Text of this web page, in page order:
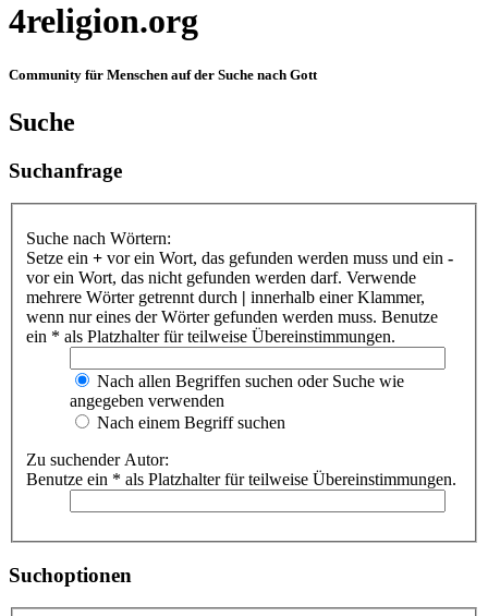
4religion.org
Community für Menschen auf der Suche nach Gott
Suche
Suchanfrage
Suche nach Wörtern:
Setze ein + vor ein Wort, das gefunden werden muss und ein -
vor ein Wort, das nicht gefunden werden darf. Verwende
mehrere Wörter getrennt durch | innerhalb einer Klammer,
wenn nur eines der Wörter gefunden werden muss. Benutze
ein * als Platzhalter für teilweise Übereinstimmungen.
Nach allen Begriffen suchen oder Suche wie
angegeben verwenden
Nach einem Begriff suchen
Zu suchender Autor:
Benutze ein * als Platzhalter für teilweise Übereinstimmungen.
Suchoptionen